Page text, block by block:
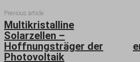
Previous article
Multikristalline
Solarzellen –
Hoffnungsträger der
Photovoltaik